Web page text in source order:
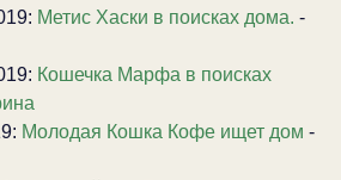
Метис Хаски в поисках дома. -
Кошечка Марфа в поисках
Молодая Кошка Кофе ищет дом -